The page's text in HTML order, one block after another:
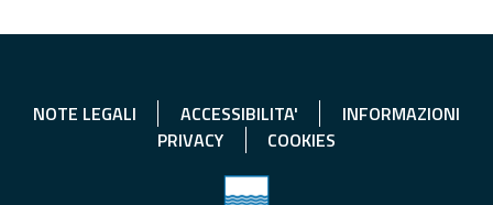
NOTE LEGALI ACCESSIBILITA'
INFORMAZIONI
PRIVACY
COOKIES